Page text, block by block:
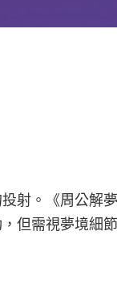
射。《周公解
但需視夢境細